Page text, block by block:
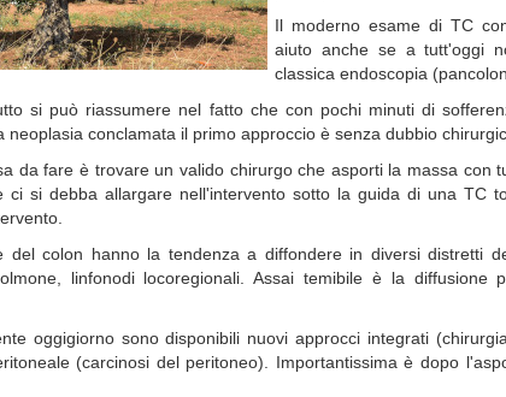
Il moderno esame di TC
aiuto anche se a tutt'oggi
classica endoscopia
si può riassumere nel fatto che con pochi minuti di
neoplasia conclamata il primo approccio è senza dubbio
da fare è trovare un valido chirurgo che asporti la massa con
ci si debba allargare nell'intervento sotto la guida di una TC
del colon hanno la tendenza a diffondere in diversi distretti
linfonodi locoregionali. Assai temibile è la diffusione
oggigiorno sono disponibili nuovi approcci integrati
(carcinosi del peritoneo). Importantissima è dopo